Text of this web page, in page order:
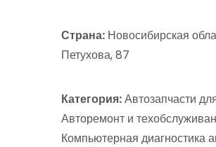
Страна: Новосибирская
Петухова, 87
Категория:Автозапчасти
Авторемонт и
Компьютерная диагностика